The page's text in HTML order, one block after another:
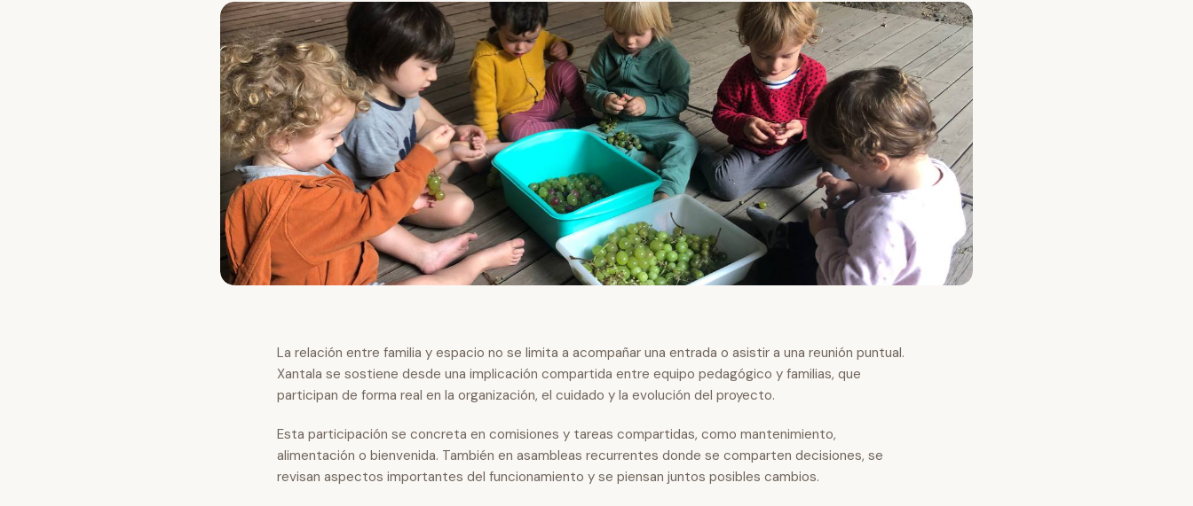
La relación entre familia y espacio no se limita a acompañar una entrada o asistir a una reunión puntual.
Xantala se sostiene desde una implicación compartida entre equipo pedagógico y familias, que
participan de forma real en la organización, el cuidado y la evolución del proyecto.
Esta participación se concreta en comisiones y tareas compartidas, como mantenimiento,
alimentación o bienvenida. También en asambleas recurrentes donde se comparten decisiones, se
revisan aspectos importantes del funcionamiento y se piensan juntos posibles cambios.